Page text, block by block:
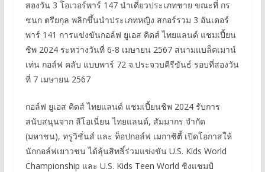
สองวัน 3 โอเวอร์พาร์ 147 นำเดี่ยวประเภทชาย ขณะที่ กร
ชนก ตรียกุล พลิกขึ้นนำประเภทหญิง สกอร์รวม 3 อันเดอร์
พาร์ 141 การแข่งขันกอล์ฟ ยูเอส คิดส์ ไทยแลนด์ แชมเปี้ยน
ชิพ 2024 ระหว่างวันที่ 6-8 เมษายน 2567 สนามแบล็คเมาน์
เท่น กอล์ฟ คลับ แบบพาร์ 72 จ.ประจวบคีรีขันธ์ รอบที่สองวัน
ที่ 7 เมษายน 2567
กอล์ฟ ยูเอส คิดส์ ไทยแลนด์ แชมเปี้ยนชิพ 2024 รับการ
สนับสนุนจาก ลีโอเนี่ยน ไทยแลนด์, สัมมากร จำกัด
(มหาชน), ทรูวิชั่นส์ และ ท็อปกอล์ฟ เมกาซิตี้ เปิดโอกาสให้
นักกอล์ฟเยาวชน ได้ลุ้นสิทธิ์ร่วมแข่งขัน U.S. Kids World
Championship และ U.S. Kids Teen World ชิงแชมป์